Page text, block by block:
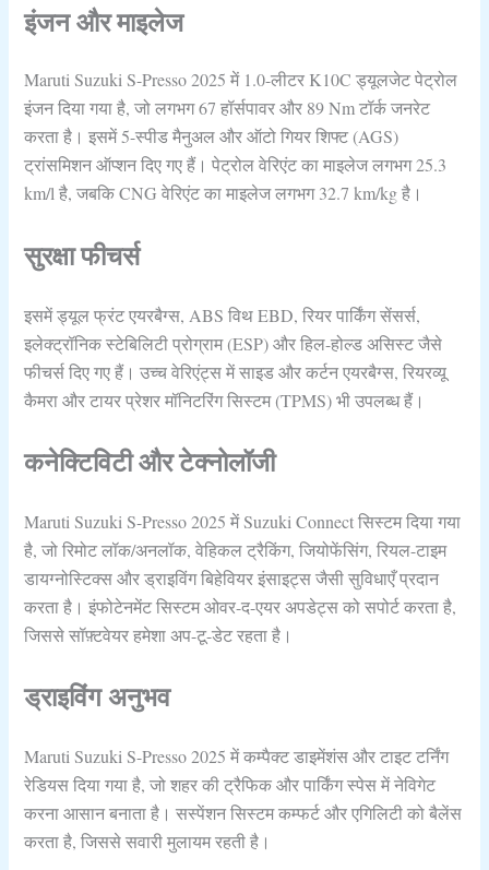
इंजन और माइलेज
Maruti Suzuki S-Presso 2025 में 1.0-लीटर K10C ड्यूलजेट पेट्रोल
इंजन दिया गया है, जो लगभग 67 हॉर्सपावर और 89 Nm टॉर्क जनरेट
करता है। इसमें 5-स्पीड मैनुअल और ऑटो गियर शिफ्ट (AGS)
ट्रांसमिशन ऑप्‍शन दिए गए हैं। पेट्रोल वेरिएंट का माइलेज लगभग 25.3
km/l है, जबकि CNG वेरिएंट का माइलेज लगभग 32.7 km/kg है।
सुरक्षा फीचर्स
इसमें ड्यूल फ्रंट एयरबैग्‍स, ABS विथ EBD, रियर पार्किंग सेंसर्स,
इलेक्ट्रॉनिक स्‍टेबिलिटी प्रोग्राम (ESP) और हिल-होल्‍ड असिस्‍ट जैसे
फीचर्स दिए गए हैं। उच्‍च वेरिएंट्स में साइड और कर्टन एयरबैग्‍स, रियरव्‍यू
कैमरा और टायर प्रेशर मॉनिटरिंग सिस्‍टम (TPMS) भी उपलब्‍ध हैं।
कनेक्टिविटी और टेक्‍नोलॉजी
Maruti Suzuki S-Presso 2025 में Suzuki Connect सिस्‍टम दिया गया
है, जो रिमोट लॉक/अनलॉक, वेहिकल ट्रैकिंग, जियोफेंसिंग, रियल-टाइम
डायग्‍नोस्‍टिक्‍स और ड्राइविंग बिहेवियर इंसाइट्स जैसी सुविधाएँ प्रदान
करता है। इंफोटेनमेंट सिस्‍टम ओवर-द-एयर अपडेट्स को सपोर्ट करता है,
जिससे सॉफ़्टवेयर हमेशा अप-टू-डेट रहता है।
ड्राइविंग अनुभव
Maruti Suzuki S-Presso 2025 में कम्‍पैक्‍ट डाइमेंशंस और टाइट टर्निंग
रेडियस दिया गया है, जो शहर की ट्रैफिक और पार्किंग स्‍पेस में नेविगेट
करना आसान बनाता है। सस्‍पेंशन सिस्‍टम कम्‍फर्ट और एगिलिटी को बैलेंस
करता है, जिससे सवारी मुलायम रहती है।